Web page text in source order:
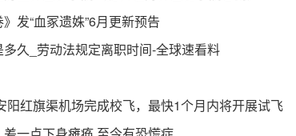
发“血冢遗姝”6月更新预告
久_劳动法规定离职时间-全球速看料
阳红旗渠机场完成校飞，最快1个月内将开展试飞